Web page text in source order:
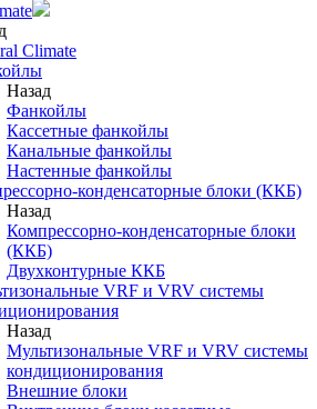
Climate
Назад
Фанкойлы
Кассетные фанкойлы
Канальные фанкойлы
Настенные фанкойлы
конденсаторные блоки (ККБ)
Назад
Компрессорно-конденсаторные блоки
(ККБ)
Двухконтурные ККБ
VRF и VRV системы
Назад
Мультизональные VRF и VRV системы
кондиционирования
Внешние блоки